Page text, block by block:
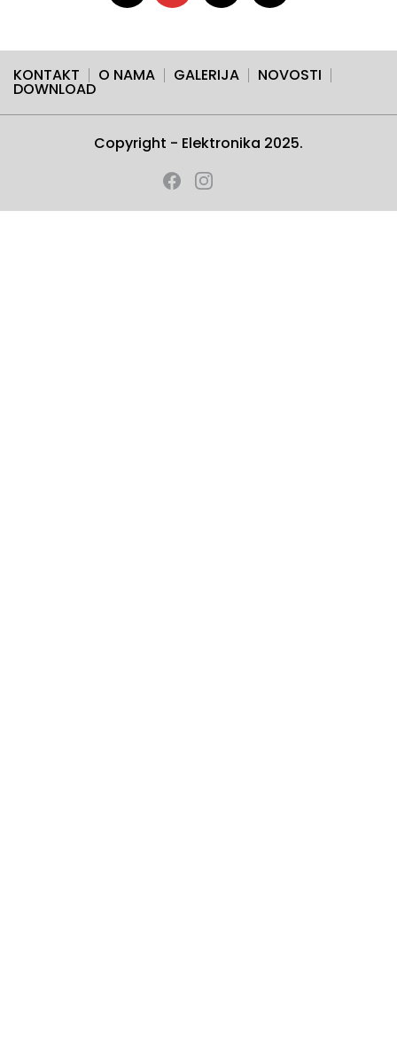
KONTAKT O NAMA GALERIJA NOVOSTI
DOWNLOAD
Copyright - Elektronika 2025.